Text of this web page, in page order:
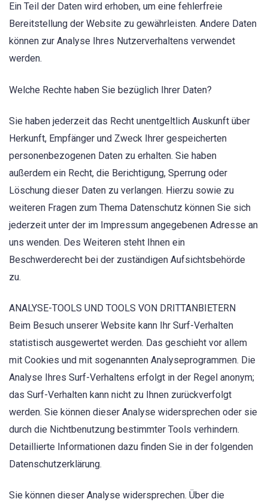
Ein Teil der Daten wird erhoben, um eine fehlerfreie
Bereitstellung der Website zu gewährleisten. Andere Daten
können zur Analyse Ihres Nutzerverhaltens verwendet
werden.
Welche Rechte haben Sie bezüglich Ihrer Daten?
Sie haben jederzeit das Recht unentgeltlich Auskunft über
Herkunft, Empfänger und Zweck Ihrer gespeicherten
personenbezogenen Daten zu erhalten. Sie haben
außerdem ein Recht, die Berichtigung, Sperrung oder
Löschung dieser Daten zu verlangen. Hierzu sowie zu
weiteren Fragen zum Thema Datenschutz können Sie sich
jederzeit unter der im Impressum angegebenen Adresse an
uns wenden. Des Weiteren steht Ihnen ein
Beschwerderecht bei der zuständigen Aufsichtsbehörde
zu.
ANALYSE-TOOLS UND TOOLS VON DRITTANBIETERN
Beim Besuch unserer Website kann Ihr Surf-Verhalten
statistisch ausgewertet werden. Das geschieht vor allem
mit Cookies und mit sogenannten Analyseprogrammen. Die
Analyse Ihres Surf-Verhaltens erfolgt in der Regel anonym;
das Surf-Verhalten kann nicht zu Ihnen zurückverfolgt
werden. Sie können dieser Analyse widersprechen oder sie
durch die Nichtbenutzung bestimmter Tools verhindern.
Detaillierte Informationen dazu finden Sie in der folgenden
Datenschutzerklärung.
Sie können dieser Analyse widersprechen. Über die